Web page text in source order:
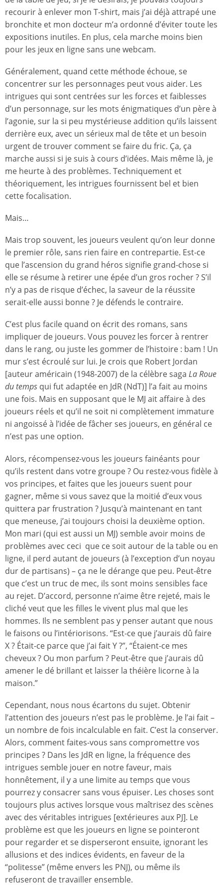
recourir à enlever mon T-shirt, mais j’ai déjà attrapé une
bronchite et mon docteur m’a ordonné d’éviter toute les
expositions inutiles. En plus, cela marche moins bien
pour les jeux en ligne sans une webcam.
Généralement, quand cette méthode échoue, se
concentrer sur les personnages peut vous aider. Les
intrigues qui sont centrées sur les forces et faiblesses
d’un personnage, sur les mots énigmatiques d’un père à
l’agonie, sur la si peu mystérieuse addition qu’ils laissent
derrière eux, avec un sérieux mal de tête et un besoin
urgent de trouver comment se faire du fric. Ça, ça
marche aussi si je suis à cours d’idées. Mais même là, je
me heurte à des problèmes. Techniquement et
théoriquement, les intrigues fournissent bel et bien
cette focalisation.
Mais…
Mais trop souvent, les joueurs veulent qu’on leur donne
le premier rôle, sans rien faire en contrepartie. Est-ce
que l’ascension du grand héros signifie grand-chose si
elle se résume à retirer une épée d’un gros rocher ? S’il
n’y a pas de risque d’échec, la saveur de la réussite
serait-elle aussi bonne ? Je défends le contraire.
C’est plus facile quand on écrit des romans, sans
impliquer de joueurs. Vous pouvez les forcer à rentrer
dans le rang, ou juste les gommer de l’histoire : bam ! Un
mur s’est écroulé sur lui. Je crois que Robert Jordan
[auteur américain (1948-2007) de la célèbre saga La Roue
du temps qui fut adaptée en JdR (NdT)] l’a fait au moins
une fois. Mais en supposant que le MJ ait affaire à des
joueurs réels et qu’il ne soit ni complètement immature
ni angoissé à l’idée de fâcher ses joueurs, en général ce
n’est pas une option.
Alors, récompensez-vous les joueurs fainéants pour
qu’ils restent dans votre groupe ? Ou restez-vous fidèle à
vos principes, et faites que les joueurs suent pour
gagner, même si vous savez que la moitié d’eux vous
quittera par frustration ? Jusqu’à maintenant en tant
que meneuse, j’ai toujours choisi la deuxième option.
Mon mari (qui est aussi un MJ) semble avoir moins de
problèmes avec ceci que ce soit autour de la table ou en
ligne, il perd autant de joueurs (à l’exception d’un noyau
dur de partisans) – ça ne le dérange que peu. Peut-être
que c’est un truc de mec, ils sont moins sensibles face
au rejet. D’accord, personne n’aime être rejeté, mais le
cliché veut que les filles le vivent plus mal que les
hommes. Ils ne semblent pas y penser autant que nous
le faisons ou l’intériorisons. “Est-ce que j’aurais dû faire
X ? Était-ce parce que j’ai fait Y ?”, “Étaient-ce mes
cheveux ? Ou mon parfum ? Peut-être que j’aurais dû
amener le dé brillant et laisser la théière licorne à la
maison.”
Cependant, nous nous écartons du sujet. Obtenir
l’attention des joueurs n’est pas le problème. Je l’ai fait –
un nombre de fois incalculable en fait. C’est la conserver.
Alors, comment faites-vous sans compromettre vos
principes ? Dans les JdR en ligne, la fréquence des
intrigues semble jouer en notre faveur, mais
honnêtement, il y a une limite au temps que vous
pourrez y consacrer sans vous épuiser. Les choses sont
toujours plus actives lorsque vous maîtrisez des scènes
avec des véritables intrigues [extérieures aux PJ]. Le
problème est que les joueurs en ligne se pointeront
pour regarder et se disperseront ensuite, ignorant les
allusions et des indices évidents, en faveur de la
“politesse” (même envers les PNJ), ou même ils
refuseront de travailler ensemble.